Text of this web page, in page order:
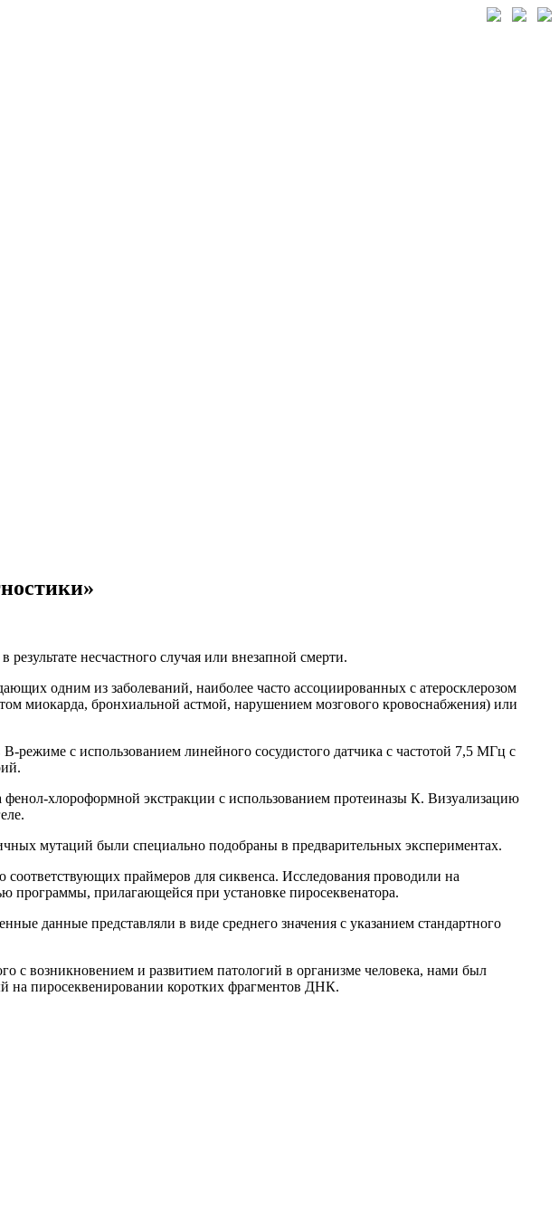
несчастного случая или внезапной смерти.
одним из заболеваний, наиболее часто ассоциированных с атеросклерозом
миокарда, бронхиальной астмой, нарушением мозгового кровоснабжения) или
режиме с использованием линейного сосудистого датчика с частотой 7,5 МГц с
хлороформной экстракции с использованием протеиназы К. Визуализацию
мутаций были специально подобраны в предварительных экспериментах.
праймеров для сиквенса. Исследования проводили на
программы, прилагающейся при установке пиросеквенатора.
данные представляли в виде среднего значения с указанием стандартного
с возникновением и развитием патологий в организме человека, нами был
на пиросеквенировании коротких фрагментов ДНК.